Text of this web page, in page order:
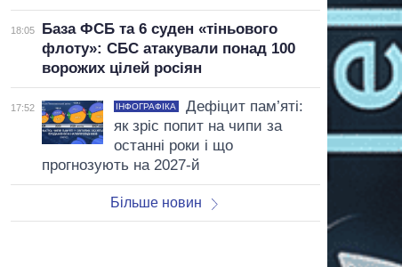
18:05
База ФСБ та 6 суден «тіньового
флоту»: СБС атакували понад 100
ворожих цілей росіян
17:52 ІНФОГРАФІКА
Дефіцит пам’яті:
як зріс попит на чипи за
останні роки і що
прогнозують на 2027-й
Більше новин